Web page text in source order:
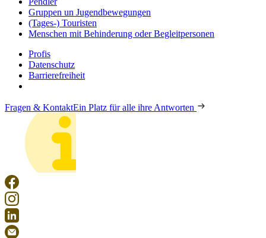
Gruppen un Jugendbewegungen
(Tages-) Touristen
Menschen mit Behinderung oder Begleitpersonen
Profis
Datenschutz
Barrierefreiheit
Fragen & KontaktEin Platz für alle ihre Antworten